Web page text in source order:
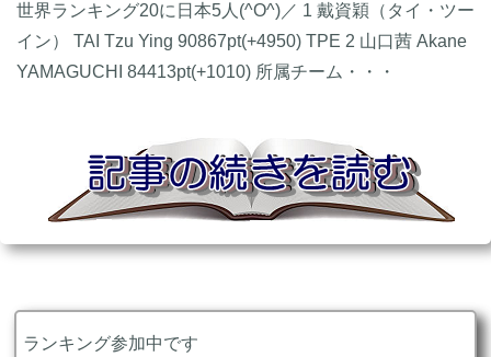
世界ランキング20に日本5人(^O^)／ 1 戴資穎（タイ・ツー
イン） TAI Tzu Ying 90867pt(+4950) TPE 2 山口茜 Akane
YAMAGUCHI 84413pt(+1010) 所属チーム・・・
ランキング参加中です